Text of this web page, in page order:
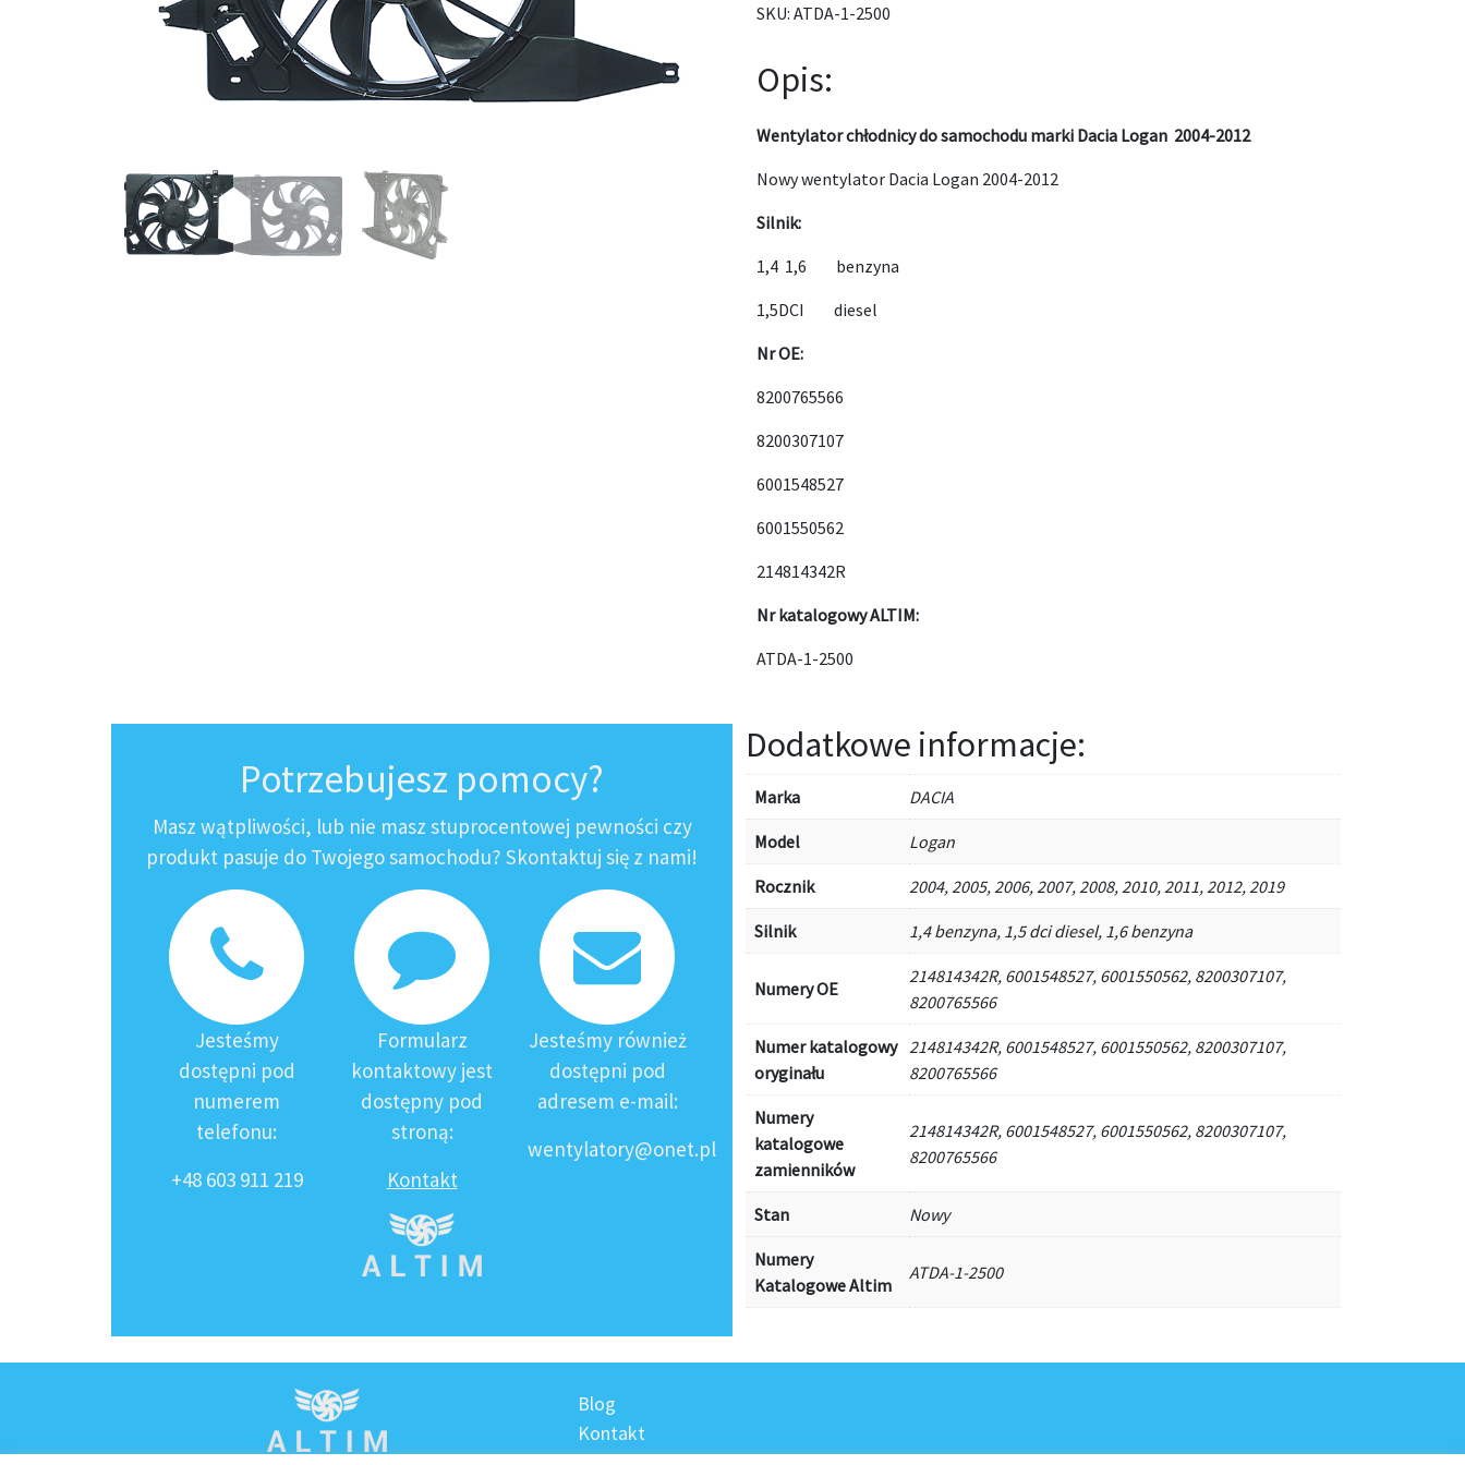
SKU:ATDA-1-2500
Opis:
Wentylator chłodnicy do samochodu marki Dacia Logan 2004-2012
Nowy wentylator Dacia Logan 2004-2012
Silnik:
1,4 1,6 benzyna
1,5DCI diesel
Nr OE:
8200765566
8200307107
6001548527
6001550562
214814342R
Nr katalogowy ALTIM:
ATDA-1-2500
Potrzebujesz pomocy?
Masz wątpliwości, lub nie masz stuprocentowej pewności czy
produkt pasuje do Twojego samochodu? Skontaktuj się z nami!
Jesteśmy
dostępni pod
numerem
telefonu:
+48 603 911 219
Formularz
kontaktowy jest
dostępny pod
stroną:
Kontakt
Jesteśmy również
dostępni pod
adresem e-mail:
wentylatory@onet.pl
Dodatkowe informacje:
Marka DACIA
Model Logan
Rocznik 2004, 2005, 2006, 2007, 2008, 2010, 2011, 2012, 2019
Silnik 1,4 benzyna, 1,5 dci diesel, 1,6 benzyna
Numery OE
214814342R, 6001548527, 6001550562, 8200307107,
8200765566
Numer katalogowy
oryginału
214814342R, 6001548527, 6001550562, 8200307107,
8200765566
Numery
katalogowe
zamienników
214814342R, 6001548527, 6001550562, 8200307107,
8200765566
Stan Nowy
Numery
Katalogowe Altim
ATDA-1-2500
Blog
Kontakt